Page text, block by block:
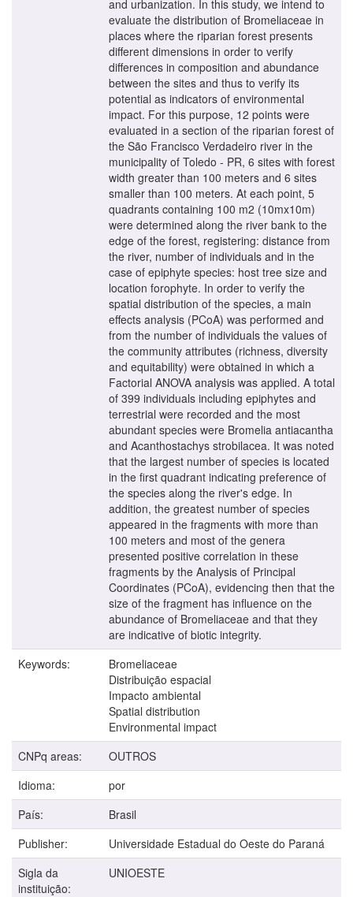
and urbanization. In this study, we intend to
evaluate the distribution of Bromeliaceae in
places where the riparian forest presents
different dimensions in order to verify
differences in composition and abundance
between the sites and thus to verify its
potential as indicators of environmental
impact. For this purpose, 12 points were
evaluated in a section of the riparian forest of
the São Francisco Verdadeiro river in the
municipality of Toledo - PR, 6 sites with forest
width greater than 100 meters and 6 sites
smaller than 100 meters. At each point, 5
quadrants containing 100 m2 (10mx10m)
were determined along the river bank to the
edge of the forest, registering: distance from
the river, number of individuals and in the
case of epiphyte species: host tree size and
location forophyte. In order to verify the
spatial distribution of the species, a main
effects analysis (PCoA) was performed and
from the number of individuals the values of
the community attributes (richness, diversity
and equitability) were obtained in which a
Factorial ANOVA analysis was applied. A total
of 399 individuals including epiphytes and
terrestrial were recorded and the most
abundant species were Bromelia antiacantha
and Acanthostachys strobilacea. It was noted
that the largest number of species is located
in the first quadrant indicating preference of
the species along the river's edge. In
addition, the greatest number of species
appeared in the fragments with more than
100 meters and most of the genera
presented positive correlation in these
fragments by the Analysis of Principal
Coordinates (PCoA), evidencing then that the
size of the fragment has influence on the
abundance of Bromeliaceae and that they
are indicative of biotic integrity.
Keywords:
Bromeliaceae
Distribuição espacial
Impacto ambiental
Spatial distribution
Environmental impact
CNPq areas:
OUTROS
Idioma:
por
País:
Brasil
Publisher:
Universidade Estadual do Oeste do Paraná
Sigla da
instituição:
UNIOESTE